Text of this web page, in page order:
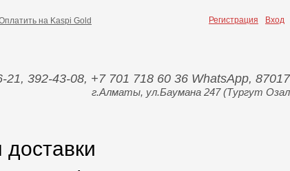
на Kaspi Gold Регистрация Вход
21, 392-43-08, +7 701 718 60 36 WhatsApp,
г.Алматы, ул.Баумана 247 (Тургут